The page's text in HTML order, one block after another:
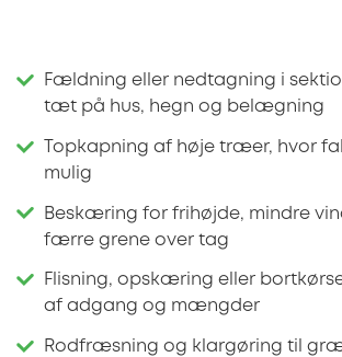
Fældning eller nedtagning i
tæt på hus, hegn og belægning
Topkapning af høje træer, hvor
mulig
Beskæring for frihøjde, mindre
færre grene over tag
Flisning, opskæring eller
af adgang og mængder
Rodfræsning og klargøring til